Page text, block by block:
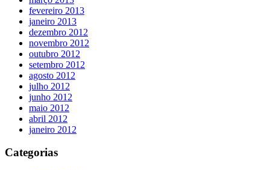
fevereiro 2013
janeiro 2013
dezembro 2012
novembro 2012
outubro 2012
setembro 2012
agosto 2012
julho 2012
junho 2012
maio 2012
abril 2012
janeiro 2012
Categorias